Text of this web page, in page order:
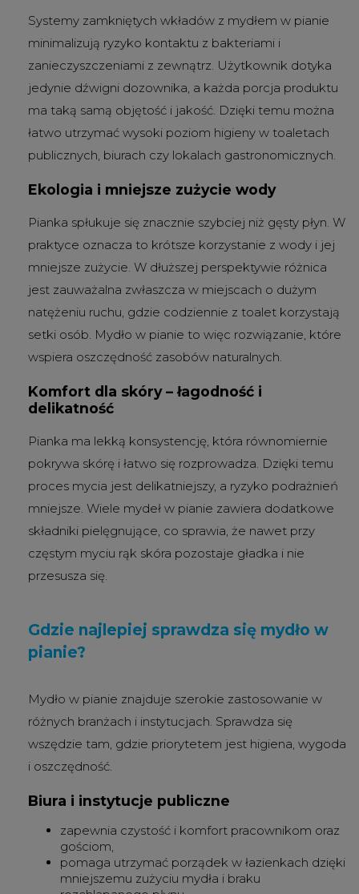
Systemy zamkniętych wkładów z mydłem w pianie
minimalizują ryzyko kontaktu z bakteriami i
zanieczyszczeniami z zewnątrz. Użytkownik dotyka
jedynie dźwigni dozownika, a każda porcja produktu
ma taką samą objętość i jakość. Dzięki temu można
łatwo utrzymać wysoki poziom higieny w toaletach
publicznych, biurach czy lokalach gastronomicznych.
Ekologia i mniejsze zużycie wody
Pianka spłukuje się znacznie szybciej niż gęsty płyn. W
praktyce oznacza to krótsze korzystanie z wody i jej
mniejsze zużycie. W dłuższej perspektywie różnica
jest zauważalna zwłaszcza w miejscach o dużym
natężeniu ruchu, gdzie codziennie z toalet korzystają
setki osób. Mydło w pianie to więc rozwiązanie, które
wspiera oszczędność zasobów naturalnych.
Komfort dla skóry – łagodność i
delikatność
Pianka ma lekką konsystencję, która równomiernie
pokrywa skórę i łatwo się rozprowadza. Dzięki temu
proces mycia jest delikatniejszy, a ryzyko podrażnień
mniejsze. Wiele mydeł w pianie zawiera dodatkowe
składniki pielęgnujące, co sprawia, że nawet przy
częstym myciu rąk skóra pozostaje gładka i nie
przesusza się.
Gdzie najlepiej sprawdza się mydło w
pianie?
Mydło w pianie znajduje szerokie zastosowanie w
różnych branżach i instytucjach. Sprawdza się
wszędzie tam, gdzie priorytetem jest higiena, wygoda
i oszczędność.
Biura i instytucje publiczne
zapewnia czystość i komfort pracownikom oraz
gościom,
pomaga utrzymać porządek w łazienkach dzięki
mniejszemu zużyciu mydła i braku